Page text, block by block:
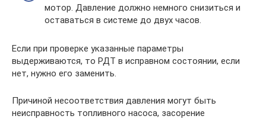
мотор. Давление должно немного снизиться и
оставаться в системе до двух часов.
Если при проверке указанные параметры
выдерживаются, то РДТ в исправном состоянии, если
нет, нужно его заменить.
Причиной несоответствия давления могут быть
неисправность топливного насоса, засорение